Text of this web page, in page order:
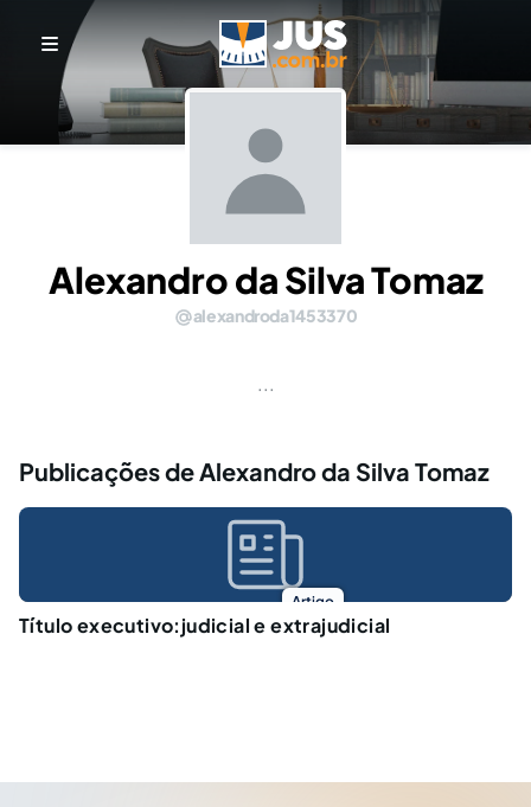
Alexandro da Silva Tomaz
alexandroda1453370
...
Publicações de Alexandro da Silva Tomaz
Artigo
Título executivo:judicial e extrajudicial